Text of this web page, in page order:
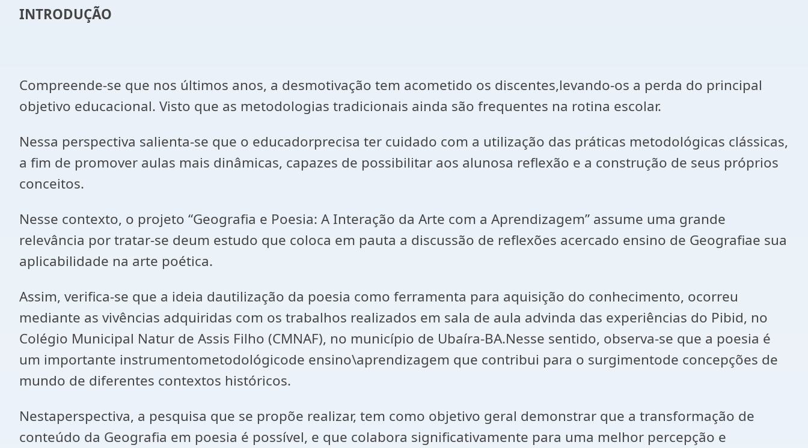
INTRODUÇÃO
Compreende-se que nos últimos anos, a desmotivação tem acometido os discentes,levando-os a perda do principal
objetivo educacional. Visto que as metodologias tradicionais ainda são frequentes na rotina escolar.
Nessa perspectiva salienta-se que o educadorprecisa ter cuidado com a utilização das práticas metodológicas clássicas,
a fim de promover aulas mais dinâmicas, capazes de possibilitar aos alunosa reflexão e a construção de seus próprios
conceitos.
Nesse contexto, o projeto “Geografia e Poesia: A Interação da Arte com a Aprendizagem” assume uma grande
relevância por tratar-se deum estudo que coloca em pauta a discussão de reflexões acercado ensino de Geografiae sua
aplicabilidade na arte poética.
Assim, verifica-se que a ideia dautilização da poesia como ferramenta para aquisição do conhecimento, ocorreu
mediante as vivências adquiridas com os trabalhos realizados em sala de aula advinda das experiências do Pibid, no
Colégio Municipal Natur de Assis Filho (CMNAF), no município de Ubaíra-BA.Nesse sentido, observa-se que a poesia é
um importante instrumentometodológicode ensino\aprendizagem que contribui para o surgimentode concepções de
mundo de diferentes contextos históricos.
Nestaperspectiva, a pesquisa que se propõe realizar, tem como objetivo geral demonstrar que a transformação de
conteúdo da Geografia em poesia é possível, e que colabora significativamente para uma melhor percepção e